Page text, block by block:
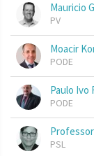
Mauricio
PV
Moacir
PODE
Paulo Ivo
PODE
PSL